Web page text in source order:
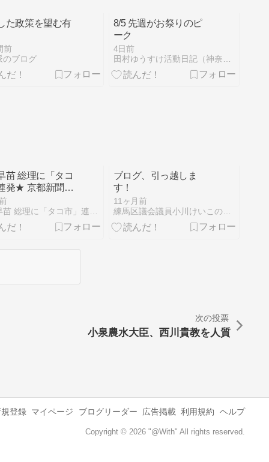
た政策を望む有
前
のブログ
8/5 先週がお祭りのピ
ーク
4日前
苗 総理に「タコ
発★ 京都新聞
★ 浜矩子 同志
教授★ 増田真知
ブログ、引っ越しま
す！
11ヶ月前
練馬区議会議員小川けいこの「ねりまなでしこ日記」
次の投票
小泉農水大臣、西川貴教を人質
規登録 マイページ ブログリーダー 広告掲載 利用規約 ヘルプ
Copyright © 2026 "@With" All rights reserved.